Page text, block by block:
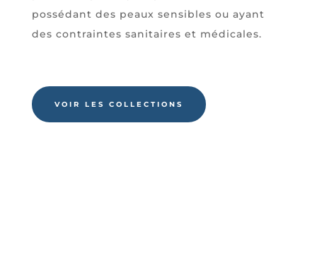
possédant des peaux sensibles ou ayant
des contraintes sanitaires et médicales.
VOIR LES COLLECTIONS